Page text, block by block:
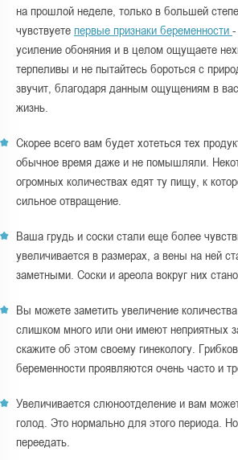
на прошлой неделе, только в большей
чувствуете первые признаки беременности
усиление обоняния и в целом ощущаете
терпеливы и не пытайтесь бороться с
звучит, благодаря данным ощущениям в
жизнь.
Скорее всего вам будет хотеться тех
обычное время даже и не помышляли.
огромных количествах едят ту пищу, к
сильное отвращение.
Ваша грудь и соски стали еще более
увеличивается в размерах, а вены на ней
заметными. Соски и ареола вокруг них
Вы можете заметить увеличение
слишком много или они имеют неприятных
скажите об этом своему гинекологу.
беременности проявляются очень часто и
Увеличивается слюноотделение и вам
голод. Это нормально для этого периода.
переедать.